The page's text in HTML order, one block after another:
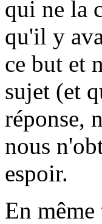
qui ne la
qu'il y
ce but et
sujet (et
réponse,
nous
espoir.
En